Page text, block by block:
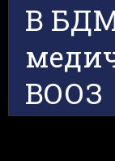
В
ВООЗ